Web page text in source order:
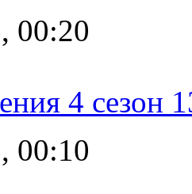
00:20
4 сезон
00:10